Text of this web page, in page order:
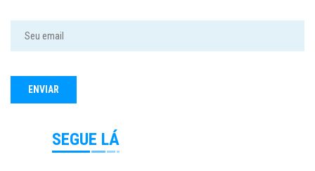
SEGUE LÁ